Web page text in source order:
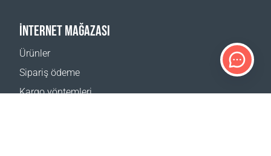
İNTERNET MAĞAZASI
Ürünler
Sipariş ödeme
Kargo yöntemleri